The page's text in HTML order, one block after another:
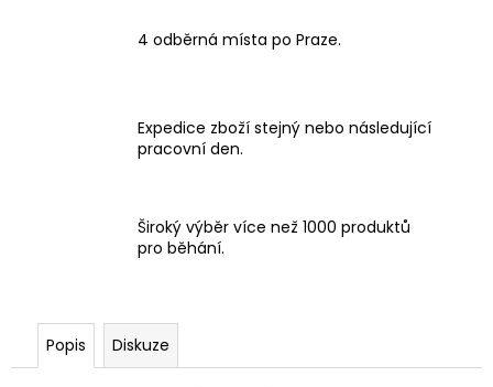
4 odběrná místa po Praze.
Expedice zboží stejný nebo následující
pracovní den.
Široký výběr více než 1000 produktů
pro běhání.
Popis Diskuze